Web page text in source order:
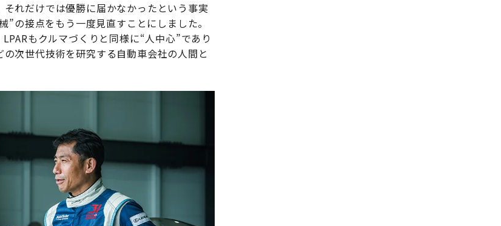
れだけでは優勝に届かなかったという事実
の接点をもう一度見直すことにしました。
もクルマづくりと同様に“人中心”であり
次世代技術を研究する自動車会社の人間と